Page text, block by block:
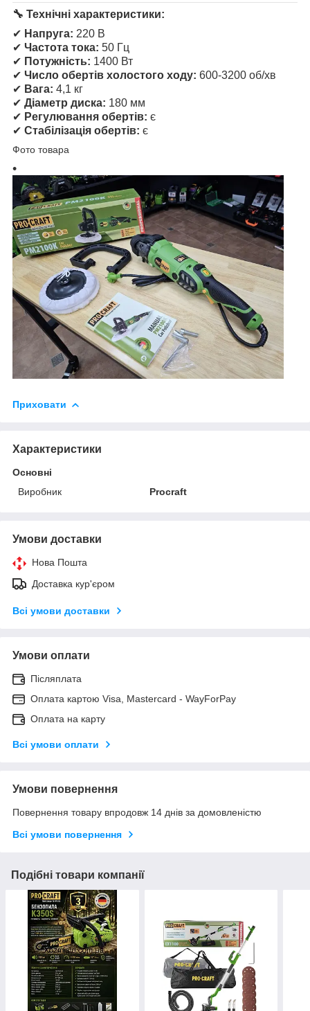
🔧 Технічні характеристики:
✔ Напруга: 220 В
✔ Частота тока: 50 Гц
✔ Потужність: 1400 Вт
✔ Число обертів холостого ходу: 600-3200 об/хв
✔ Вага: 4,1 кг
✔ Діаметр диска: 180 мм
✔ Регулювання обертів: є
✔ Стабілізація обертів: є
Фото товара
Приховати
Характеристики
Основні
Виробник
Procraft
Умови доставки
Нова Пошта
Доставка кур'єром
Всі умови доставки
Умови оплати
Післяплата
Оплата картою Visa, Mastercard - WayForPay
Оплата на карту
Всі умови оплати
Умови повернення
Повернення товару впродовж 14 днів за домовленістю
Всі умови повернення
Подібні товари компанії